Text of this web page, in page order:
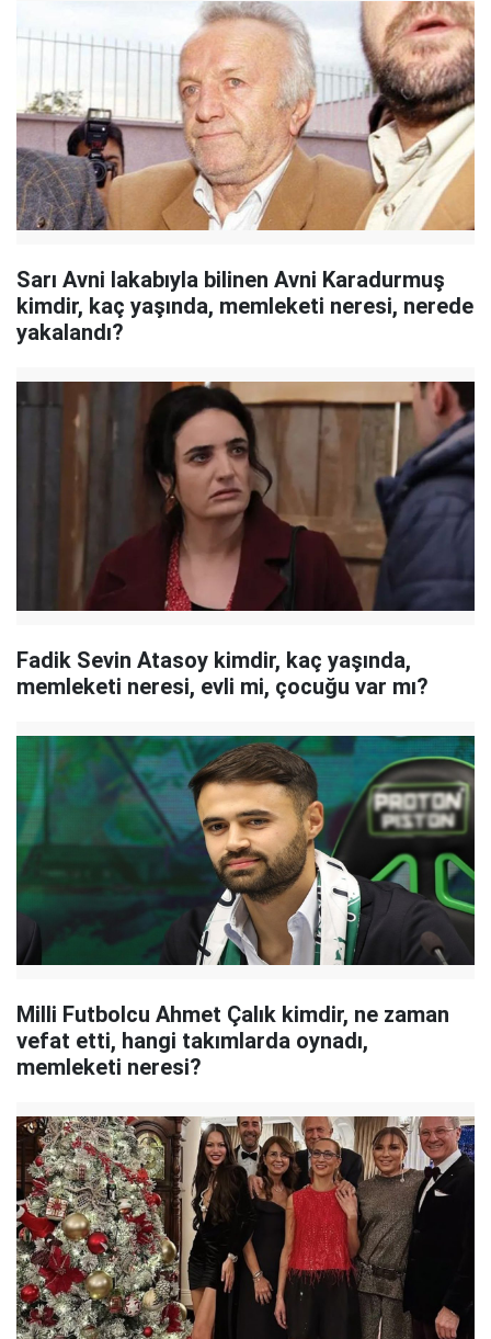
Sarı Avni lakabıyla bilinen Avni Karadurmuş
kimdir, kaç yaşında, memleketi neresi, nerede
yakalandı?
Fadik Sevin Atasoy kimdir, kaç yaşında,
memleketi neresi, evli mi, çocuğu var mı?
Milli Futbolcu Ahmet Çalık kimdir, ne zaman
vefat etti, hangi takımlarda oynadı,
memleketi neresi?